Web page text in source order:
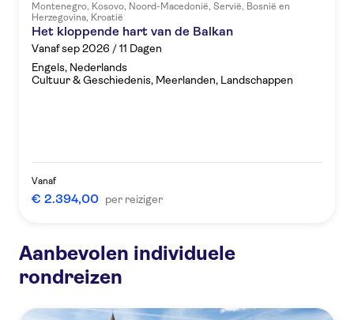
Montenegro, Kosovo, Noord-Macedonië, Servië, Bosnië en
Herzegovina, Kroatië
Het kloppende hart van de Balkan
Vanaf sep 2026 / 11 Dagen
Engels, Nederlands
Cultuur & Geschiedenis, Meerlanden, Landschappen
Vanaf
€ 2.394,00 per reiziger
Aanbevolen individuele
rondreizen